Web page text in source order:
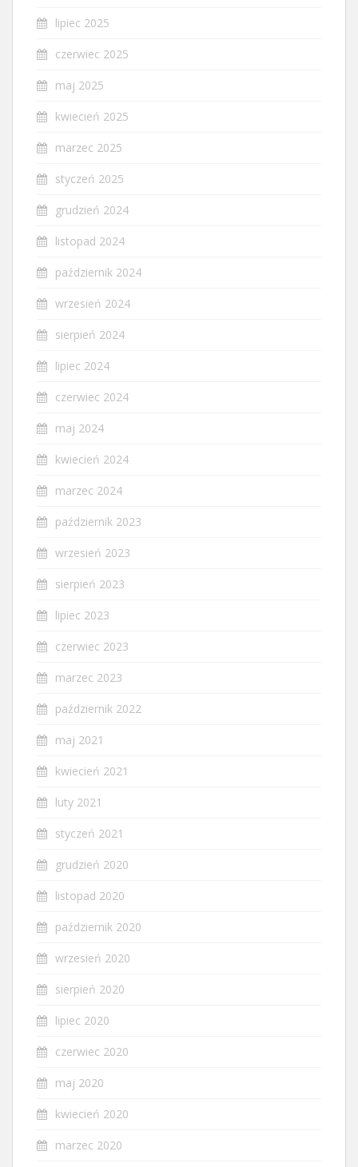
lipiec 2025
czerwiec 2025
maj 2025
kwiecień 2025
marzec 2025
styczeń 2025
grudzień 2024
listopad 2024
październik 2024
wrzesień 2024
sierpień 2024
lipiec 2024
czerwiec 2024
maj 2024
kwiecień 2024
marzec 2024
październik 2023
wrzesień 2023
sierpień 2023
lipiec 2023
czerwiec 2023
marzec 2023
październik 2022
maj 2021
kwiecień 2021
luty 2021
styczeń 2021
grudzień 2020
listopad 2020
październik 2020
wrzesień 2020
sierpień 2020
lipiec 2020
czerwiec 2020
maj 2020
kwiecień 2020
marzec 2020